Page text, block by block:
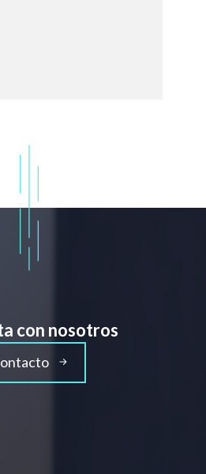
con nosotros